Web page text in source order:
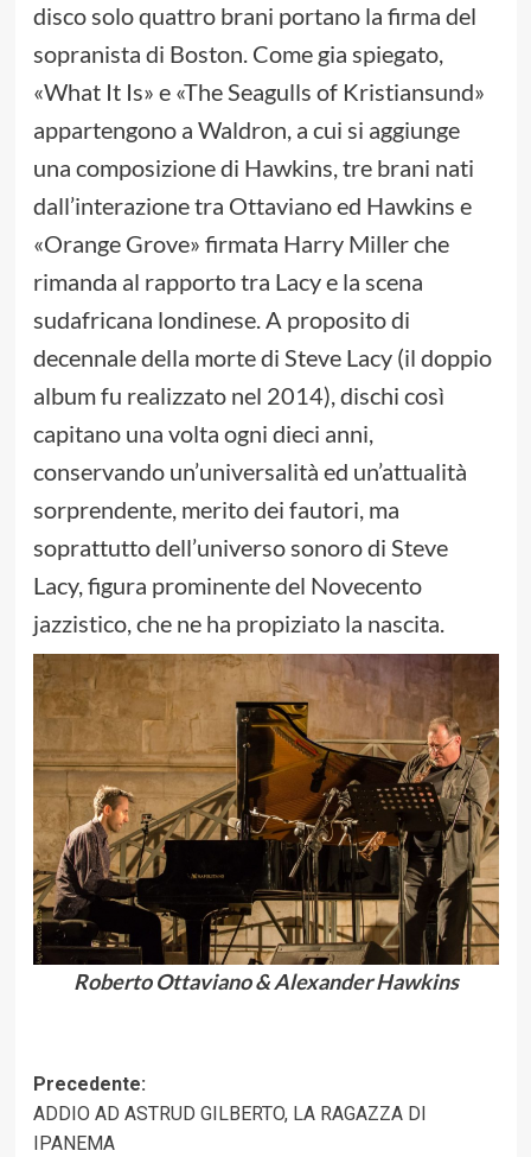
disco solo quattro brani portano la firma del
sopranista di Boston. Come gia spiegato,
«What It Is» e «The Seagulls of Kristiansund»
appartengono a Waldron, a cui si aggiunge
una composizione di Hawkins, tre brani nati
dall’interazione tra Ottaviano ed Hawkins e
«Orange Grove» firmata Harry Miller che
rimanda al rapporto tra Lacy e la scena
sudafricana londinese. A proposito di
decennale della morte di Steve Lacy (il doppio
album fu realizzato nel 2014), dischi così
capitano una volta ogni dieci anni,
conservando un’universalità ed un’attualità
sorprendente, merito dei fautori, ma
soprattutto dell’universo sonoro di Steve
Lacy, figura prominente del Novecento
jazzistico, che ne ha propiziato la nascita.
Roberto Ottaviano & Alexander Hawkins
Navigazione
articolo
Precedente:
ADDIO AD ASTRUD GILBERTO, LA RAGAZZA DI
IPANEMA